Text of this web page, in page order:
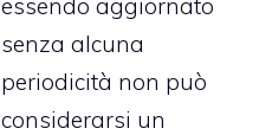
senza alcuna
periodicità non può
considerarsi un